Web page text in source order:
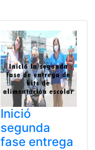
Inició
segunda
fase entrega